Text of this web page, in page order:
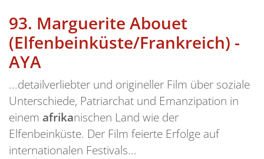
93. Marguerite Abouet
(Elfenbeinküste/Frankreich) -
AYA
...detailverliebter und origineller Film über soziale
Unterschiede, Patriarchat und Emanzipation in
einem afrikanischen Land wie der
Elfenbeinküste. Der Film feierte Erfolge auf
internationalen Festivals...